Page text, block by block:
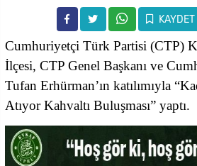
KAYDET
Cumhuriyetçi Türk Partisi (CTP)
İlçesi, CTP Genel Başkanı ve
Tufan Erhürman’ın katılımıyla
Atıyor Kahvaltı Buluşması” yaptı.